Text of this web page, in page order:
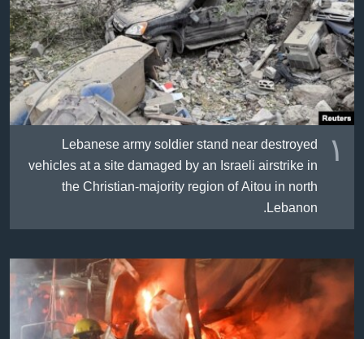
ژیان لە فەرهەنگدا
Learning English
FOLLOW US
زمانه‌کان١
Lebanese army soldier stand near destroyed
vehicles at a site damaged by an Israeli airstrike in
the Christian-majority region of Aitou in north
Lebanon.